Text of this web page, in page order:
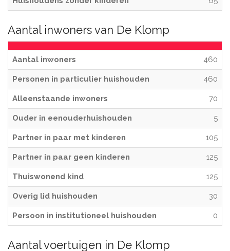
Aantal inwoners van De Klomp
Aantal inwoners 460
Personen in particulier huishouden 460
Alleenstaande inwoners 70
Ouder in eenouderhuishouden 5
Partner in paar met kinderen 105
Partner in paar geen kinderen 125
Thuiswonend kind 125
Overig lid huishouden 30
Persoon in institutioneel huishouden 0
Aantal voertuigen in De Klomp